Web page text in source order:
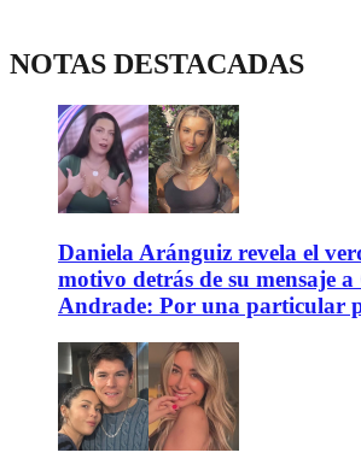
NOTAS DESTACADAS
Daniela Aránguiz revela el
motivo detrás de su mensaje
Andrade: Por una particular